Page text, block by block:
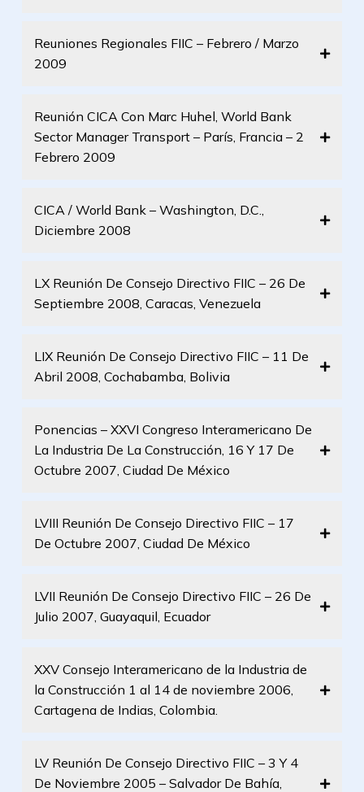
Reuniones Regionales FIIC – Febrero / Marzo
2009
Reunión CICA Con Marc Huhel, World Bank
Sector Manager Transport – París, Francia – 2
Febrero 2009
CICA / World Bank – Washington, D.C.,
Diciembre 2008
LX Reunión De Consejo Directivo FIIC – 26 De
Septiembre 2008, Caracas, Venezuela
LIX Reunión De Consejo Directivo FIIC – 11 De
Abril 2008, Cochabamba, Bolivia
Ponencias – XXVI Congreso Interamericano De
La Industria De La Construcción, 16 Y 17 De
Octubre 2007, Ciudad De México
LVIII Reunión De Consejo Directivo FIIC – 17
De Octubre 2007, Ciudad De México
LVII Reunión De Consejo Directivo FIIC – 26 De
Julio 2007, Guayaquil, Ecuador
XXV Consejo Interamericano de la Industria de
la Construcción 1 al 14 de noviembre 2006,
Cartagena de Indias, Colombia.
LV Reunión De Consejo Directivo FIIC – 3 Y 4
De Noviembre 2005 – Salvador De Bahía,